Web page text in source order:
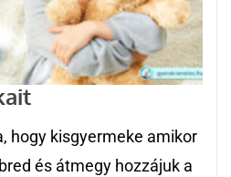
hogy kisgyermeke amikor
és átmegy hozzájuk a